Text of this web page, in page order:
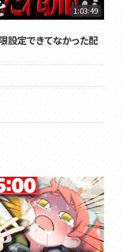
1:03:49
設定できてなかった配